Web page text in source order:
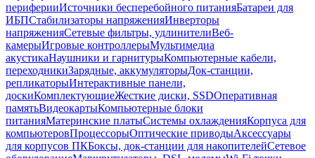
периферииИсточники бесперебойного питанияБатареи для
ИБПСтабилизаторы напряженияИнверторы
напряженияСетевые фильтры, удлинителиВеб-
камерыИгровые контроллерыМультимедиа
акустикаНаушники и гарнитурыКомпьютерные кабели,
переходникиЗарядные, аккумуляторыДок-станции,
репликаторыИнтерактивные панели,
доскиКомплектующиеЖесткие диски, SSDОперативная
памятьВидеокартыКомпьютерные блоки
питанияМатеринские платыСистемы охлажденияКорпуса для
компьютеровПроцессорыОптические приводыАксессуары
для корпусов ПКБоксы, док-станции для накопителейСетевое